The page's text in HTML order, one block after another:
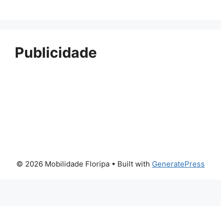
Publicidade
© 2026 Mobilidade Floripa • Built with GeneratePress